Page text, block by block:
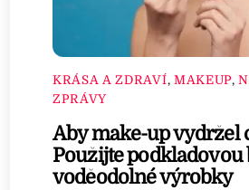
KRÁSA A ZDRAVÍ, MAKEUP,
ZPRÁVY
Aby make-up vydržel
Použijte podkladovou
voděodolné výrobky